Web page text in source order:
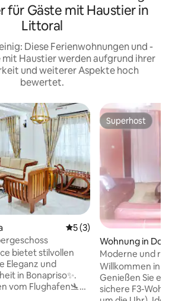
für Gäste mit Haustier in
Littoral
Diese Ferienwohnungen und -
mit Haustier werden aufgrund ihrer
und weiterer Aspekte hoch
bewertet.
Durchschnittliche
5 (3)
bietet stilvollen
Eleganz und
in Bonapriso✨.
vom Flughafen🛬
Superhost
Superhost
Wohnung in
Moderne und
in Kotto Baden
Willkommen in
Genießen Sie
sichere F3-